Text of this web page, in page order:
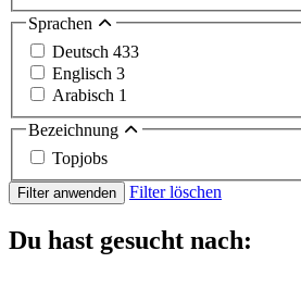
Sprachen
Deutsch 433
Englisch 3
Arabisch 1
Bezeichnung
Topjobs
Filter anwenden Filter löschen
Du hast gesucht nach: